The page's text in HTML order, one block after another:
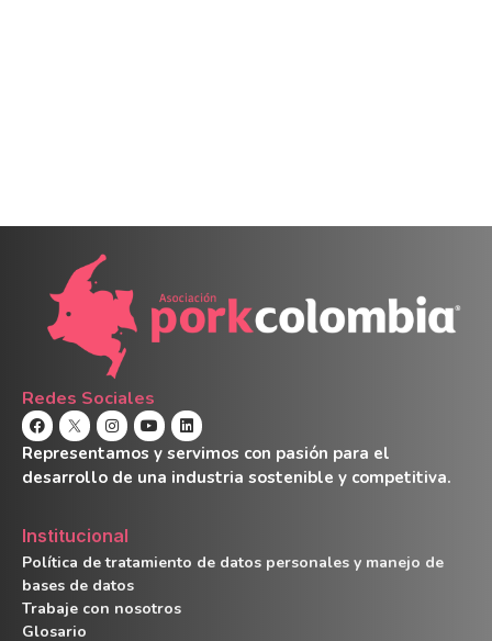
Redes Sociales
Representamos y servimos con pasión para el
desarrollo de una industria sostenible y competitiva.
Institucional
Política de tratamiento de datos personales y manejo de
bases de datos
Trabaje con nosotros
Glosario